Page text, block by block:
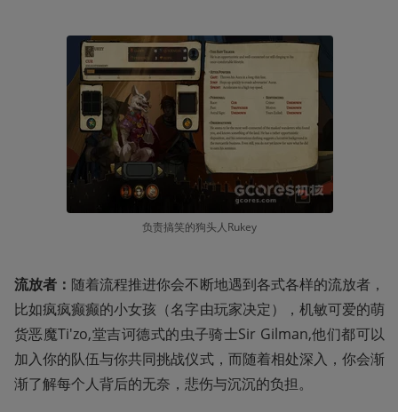
负责搞笑的狗头人Rukey
流放者： 随着流程推进你会不断地遇到各式各样的流放者，
比如疯疯癫癫的小女孩（名字由玩家决定），机敏可爱的萌
货恶魔Ti'zo,堂吉诃德式的虫子骑士Sir Gilman,他们都可以
加入你的队伍与你共同挑战仪式，而随着相处深入，你会渐
渐了解每个人背后的无奈，悲伤与沉沉的负担。